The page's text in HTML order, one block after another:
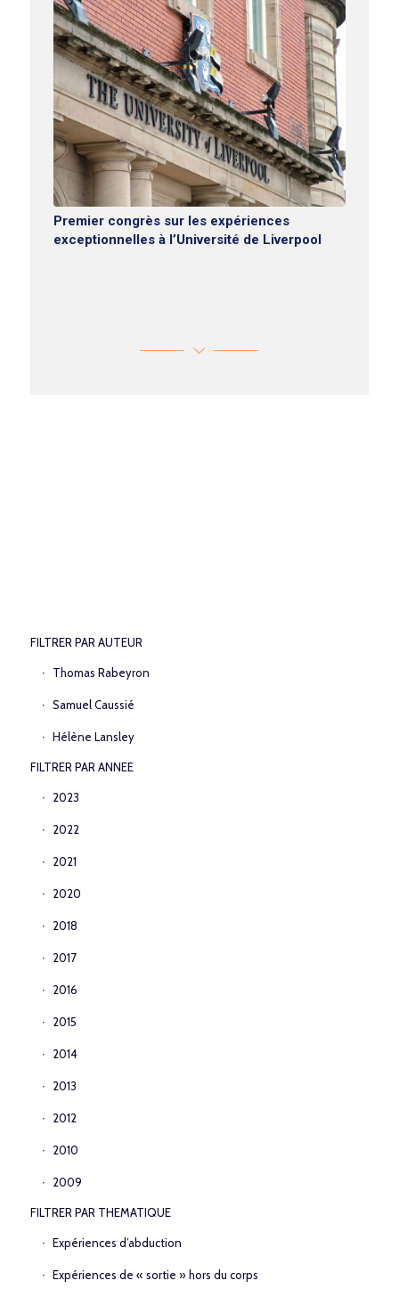
Premier congrès sur les expériences
exceptionnelles à l’Université de Liverpool
FILTRER PAR AUTEUR
Thomas Rabeyron
Samuel Caussié
Hélène Lansley
FILTRER PAR ANNEE
2023
2022
2021
2020
2018
2017
2016
2015
2014
2013
2012
2010
2009
FILTRER PAR THEMATIQUE
Expériences d’abduction
Expériences de « sortie » hors du corps